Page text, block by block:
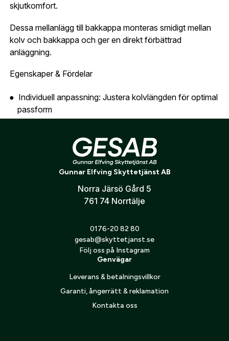
skjutkomfort.
Dessa mellanlägg till bakkappa monteras smidigt mellan
kolv och bakkappa och ger en direkt förbättrad
anläggning.
Egenskaper & Fördelar
Individuell anpassning: Justera kolvlängden för optimal
passform
Enkel montering: Monteras snabbt mellan kolv och
Förbättrad komfort: Ger bättre anläggning och kontroll
Originalpassform: Anpassad för Blaser-system
konto hos oss får du snabbare utcheckning,
översikt över dina beställningar och sparade
uppgifter.
Är du en förening eller ett företag? Kontakta
oss så hjälper vi dig att skapa ett konto.
Telefon:
Land:*
E-post:* (kommer bli ditt användarnamn)
Verifiera e-post:*
personuppgiftspolicy .
Gunnar Elfving Skyttetjänst AB
Norra Järsö Gård 5
761 74 Norrtälje
0176-20 82 80
gesab@skyttetjanst.se
Följ oss på Instagram
Genvägar
Leverans & betalningsvillkor
Garanti, ångerrätt & reklamation
Kontakta oss